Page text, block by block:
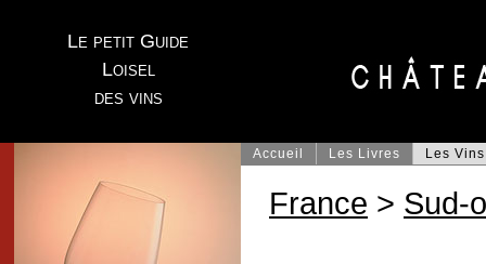
Le petit Guide
Loisel
des vins
Accueil Les Livres Les Vins
France > Sud-